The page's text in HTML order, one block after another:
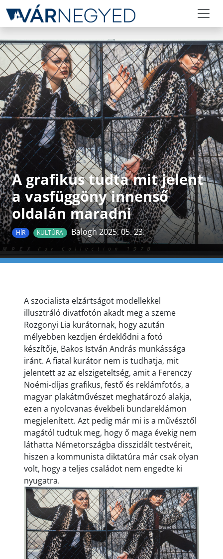
A grafikus tudta mit jelent
a vasfüggöny innenső
oldalán maradni
HÍR KULTÚRA Balogh 2025. 05. 23.
A szocialista elzártságot modellekkel
illusztráló divatfotón akadt meg a szeme
Rozgonyi Lia kurátornak, hogy azután
mélyebben kezdjen érdeklődni a fotó
készítője, Bakos István András munkássága
iránt. A fiatal kurátor nem is tudhatja, mit
jelentett az az elszigeteltség, amit a Ferenczy
Noémi-díjas grafikus, festő és reklámfotós, a
magyar plakátművészet meghatározó alakja,
ezen a nyolcvanas évekbeli bundareklámon
megjelenített. Azt pedig már mi is a művésztől
magától tudtuk meg, hogy ő maga évekig nem
láthatta Németországba disszidált testvéreit,
hiszen a kommunista diktatúra már csak olyan
volt, hogy a teljes családot nem engedte ki
nyugatra.